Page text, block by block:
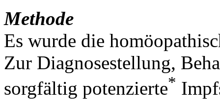
Methode
Es wurde die
Zur Diagnosestellung,
sorgfältig potenzierte*